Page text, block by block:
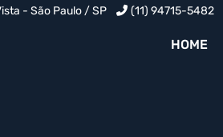
- São Paulo / SP (11) 94715-5482
HOME